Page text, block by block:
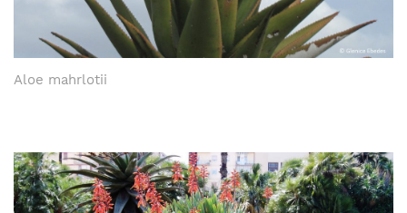
Aloe mahrlotii